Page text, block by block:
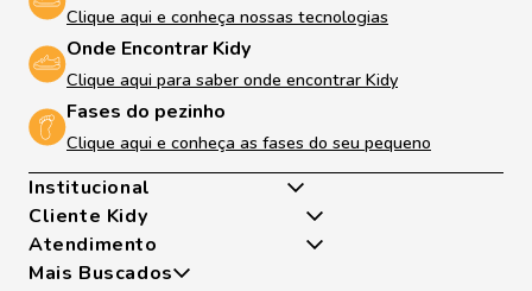
Clique aqui e conheça nossas tecnologias
Onde Encontrar Kidy
Clique aqui para saber onde encontrar Kidy
Fases do pezinho
Clique aqui e conheça as fases do seu pequeno
Institucional
Quem somos
Nossas Tecnologias
Fases Dos Pezinhos
Cliente Kidy
Minha Conta
Atendimento
Mais Buscados